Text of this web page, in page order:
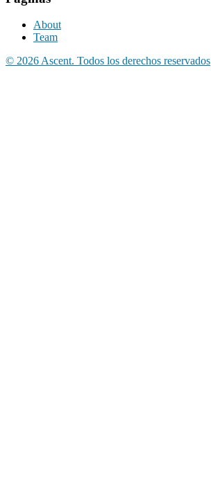
About
Team
© 2026 Ascent. Todos los derechos reservados